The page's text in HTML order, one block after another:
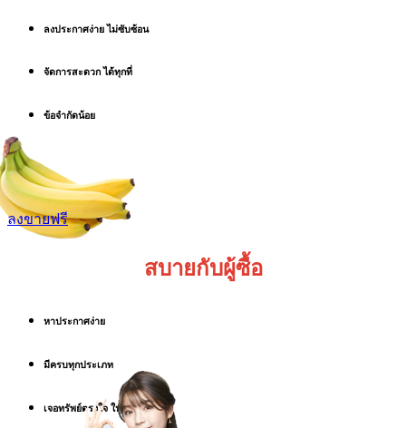
ลงประกาศง่าย ไม่ซับซ้อน
จัดการสะดวก ได้ทุกที่
ข้อจำกัดน้อย
ลงขายฟรี
สบายกับผู้ซื้อ
หาประกาศง่าย
มีครบทุกประเภท
เจอทรัพย์ตรงใจ ในงบที่ใช่